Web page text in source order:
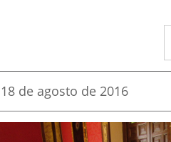
Fecha
la
noticia
18 de agosto de 2016